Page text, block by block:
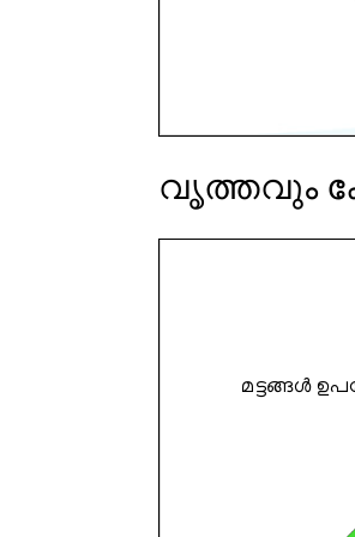
വൃത്തവും